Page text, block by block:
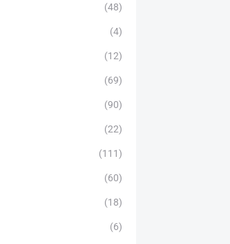
(48)
(4)
(12)
(69)
(90)
(22)
(111)
(60)
(18)
(6)